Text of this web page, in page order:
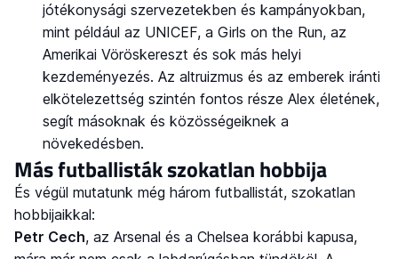
jótékonysági szervezetekben és kampányokban,
mint például az UNICEF, a Girls on the Run, az
Amerikai Vöröskereszt és sok más helyi
kezdeményezés. Az altruizmus és az emberek iránti
elkötelezettség szintén fontos része Alex életének,
segít másoknak és közösségeiknek a
növekedésben.
Más futballisták szokatlan hobbija
És végül mutatunk még három futballistát, szokatlan
hobbijaikkal:
Petr Cech, az Arsenal és a Chelsea korábbi kapusa,